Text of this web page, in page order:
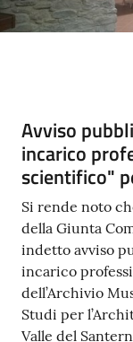
Contenuto
Avviso
incarico
scientifico"
Si rende noto
della Giunta
indetto avviso
incarico
dell’Archivio
Studi per
Valle del